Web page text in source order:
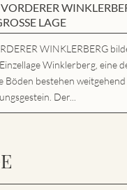
LAGE
WINKLERBERG
Winklerberg, eine
Böden bestehen weitgehend
Der...